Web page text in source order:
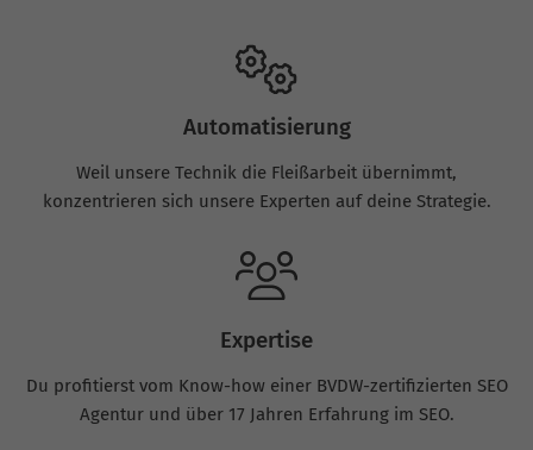
Automatisierung
Weil unsere Technik die Fleißarbeit übernimmt,
konzentrieren sich unsere Experten auf deine Strategie.
Expertise
Du profitierst vom Know-how einer BVDW-zertifizierten SEO
Agentur und über 17 Jahren Erfahrung im SEO.